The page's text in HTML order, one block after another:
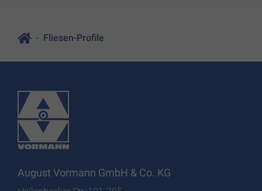
Fliesen-Profile
August Vormann GmbH & Co. KG